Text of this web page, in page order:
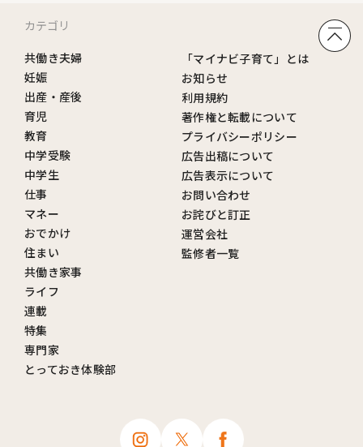
カテゴリ
共働き夫婦
妊娠
出産・産後
育児
教育
中学受験
中学生
仕事
マネー
おでかけ
住まい
共働き家事
ライフ
連載
特集
専門家
とっておき体験部
「マイナビ子育て」とは
お知らせ
利用規約
著作権と転載について
プライバシーポリシー
広告出稿について
広告表示について
お問い合わせ
お詫びと訂正
運営会社
監修者一覧